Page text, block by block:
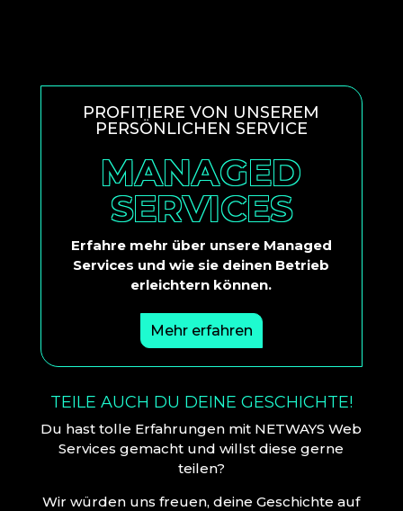
PROFITIERE VON UNSEREM
PERSÖNLICHEN SERVICE
MANAGED
SERVICES
Erfahre mehr über unsere Managed
Services und wie sie deinen Betrieb
erleichtern können.
Mehr erfahren
TEILE AUCH DU DEINE GESCHICHTE!
Du hast tolle Erfahrungen mit NETWAYS Web
Services gemacht und willst diese gerne
teilen?
Wir würden uns freuen, deine Geschichte auf